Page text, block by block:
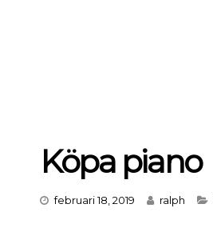
Köpa piano
februari 18, 2019 ralph